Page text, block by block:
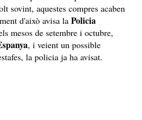
sovint, aquestes compres acaben
d'això avisa la Policia
mesos de setembre i octubre,
, i veient un possible
la policia ja ha avisat.